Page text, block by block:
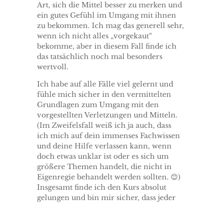
Art, sich die Mittel besser zu merken und
ein gutes Gefühl im Umgang mit ihnen
zu bekommen. Ich mag das generell sehr,
wenn ich nicht alles „vorgekaut“
bekomme, aber in diesem Fall finde ich
das tatsächlich noch mal besonders
wertvoll.
Ich habe auf alle Fälle viel gelernt und
fühle mich sicher in den vermittelten
Grundlagen zum Umgang mit den
vorgestellten Verletzungen und Mitteln.
(Im Zweifelsfall weiß ich ja auch, dass
ich mich auf dein immenses Fachwissen
und deine Hilfe verlassen kann, wenn
doch etwas unklar ist oder es sich um
größere Themen handelt, die nicht in
Eigenregie behandelt werden sollten. 😊)
Insgesamt finde ich den Kurs absolut
gelungen und bin mir sicher, dass jeder